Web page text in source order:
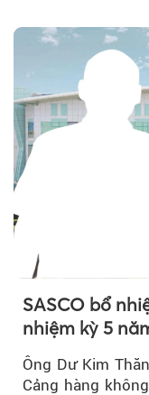
SASCO bổ
nhiệm kỳ 5
Ông Dư Kim
Cảng hàng